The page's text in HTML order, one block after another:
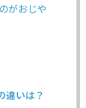
がおじや
違いは？